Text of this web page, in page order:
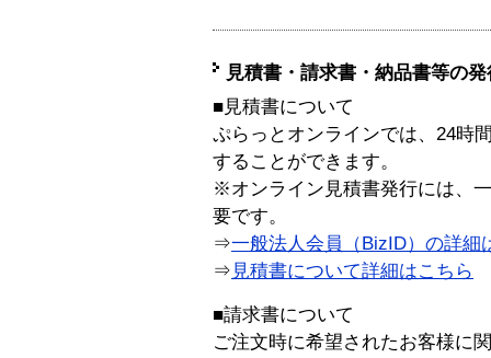
見積書・請求書・納品書等の
■見積書について
ぷらっとオンラインでは、24時
することができます。
※オンライン見積書発行には、
要です。
⇒一般法人会員（BizID）の詳細
⇒ 見積書について詳細はこちら
■請求書について
ご注文時に希望されたお客様に